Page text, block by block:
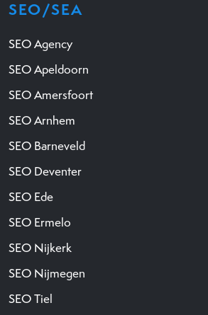
SEO/SEA
SEO Agency
SEO Apeldoorn
SEO Amersfoort
SEO Arnhem
SEO Barneveld
SEO Deventer
SEO Ede
SEO Ermelo
SEO Nijkerk
SEO Nijmegen
SEO Tiel